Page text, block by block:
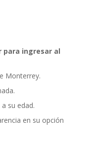
para ingresar al
Monterrey.
su edad.
en su opción